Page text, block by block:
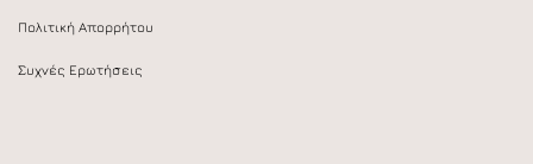
Πολιτική Απορρήτου
Συχνές Ερωτήσεις